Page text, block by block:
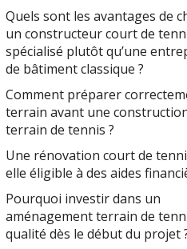
Quels sont les avantages de
un constructeur court de
spécialisé plutôt qu’une
de bâtiment classique ?
Comment préparer
terrain avant une
terrain de tennis ?
Une rénovation court de
elle éligible à des aides
Pourquoi investir dans un
aménagement terrain de
qualité dès le début du projet